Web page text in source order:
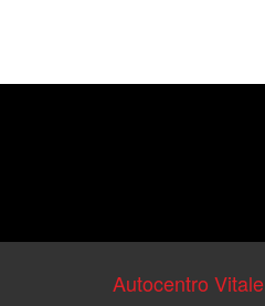
Autocentro Vitale